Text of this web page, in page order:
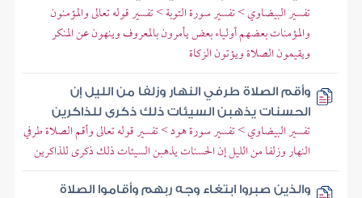
تفسير البيضاوي > تفسير سورة التوبة > تفسير قوله تعالى والمؤمنون
والمؤمنات بعضهم أولياء بعض يأمرون بالمعروف وينهون عن المنكر
ويقيمون الصلاة ويؤتون الزكاة
وأقم الصلاة طرفي النهار وزلفا من الليل إن
الحسنات يذهبن السيئات ذلك ذكرى للذاكرين
تفسير البيضاوي > تفسير سورة هود > تفسير قوله تعالى وأقم الصلاة طرفي
النهار وزلفا من الليل إن الحسنات يذهبن السيئات ذلك ذكرى للذاكرين
والذين صبروا ابتغاء وجه ربهم وأقاموا الصلاة